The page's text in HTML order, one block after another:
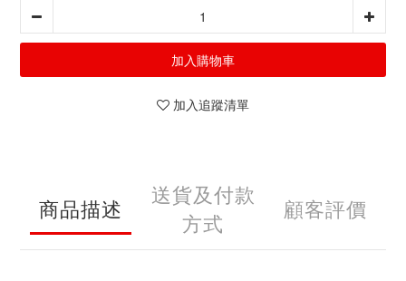
加入購物車
加入追蹤清單
商品描述
送貨及付款
方式
顧客評價